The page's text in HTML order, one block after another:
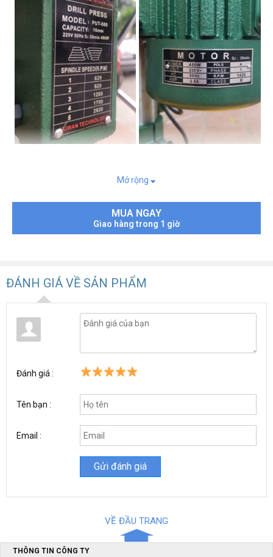
- Mặt bàn: 200x200mm
- Chiều cao: 750mm
- Trọng lượng: 22kg
- Kích thước: 560x420x250mm
Hiệu năng sử dụng độ chính xác cao
Mở rộng
MUA NGAY
Giao hàng trong 1 giờ
ĐÁNH GIÁ VỀ SẢN PHẨM
Đánh giá :
Tên bạn :
Email :
VỀ ĐẦU TRANG
THÔNG TIN CÔNG TY